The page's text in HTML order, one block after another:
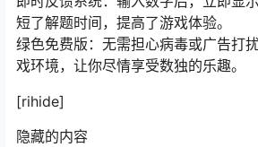
短了解题时间，提高了游戏体验。
绿色免费版：无需担心病毒或广告打
戏环境，让你尽情享受数独的乐趣。
[rihide]
隐藏的内容